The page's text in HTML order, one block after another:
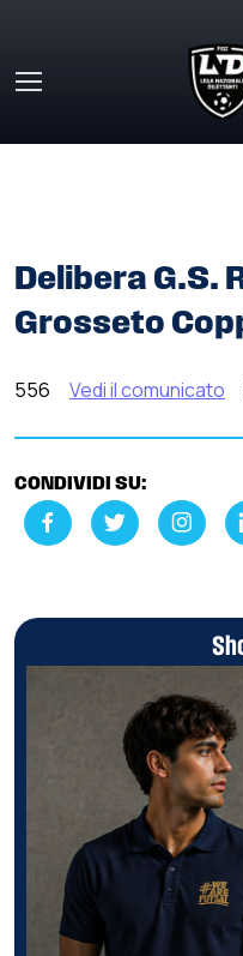
Delibera G.S.
Grosseto
556 Vedi il comunicato
CONDIVIDI SU: